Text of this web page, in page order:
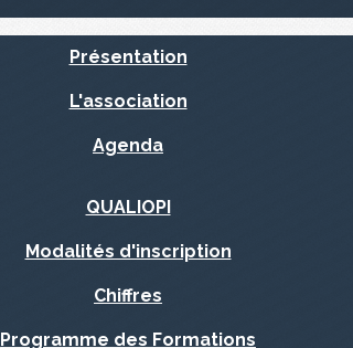
Présentation
L'association
Agenda
QUALIOPI
Modalités d'inscription
Chiffres
Programme des Formations